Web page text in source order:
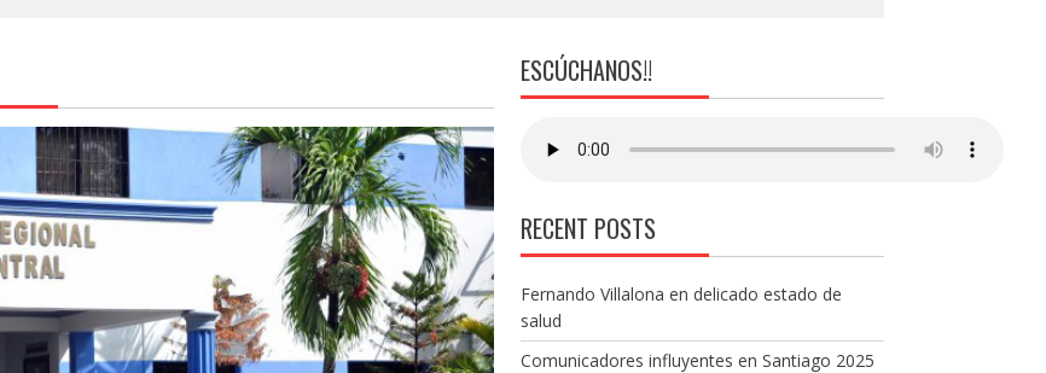
ESCÚCHANOS!!
RECENT POSTS
Fernando Villalona en delicado estado de
salud
Comunicadores influyentes en Santiago 2025